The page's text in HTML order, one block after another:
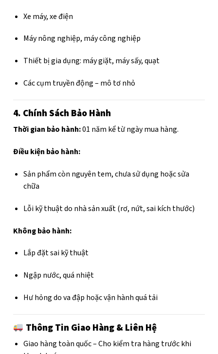
Xe máy, xe điện
Máy nông nghiệp, máy công nghiệp
Thiết bị gia dụng: máy giặt, máy sấy, quạt
Các cụm truyền động – mô tơ nhỏ
4. Chính Sách Bảo Hành
Thời gian bảo hành:01 năm kể từ ngày mua hàng.
Điều kiện bảo hành:
Sản phẩm còn nguyên tem, chưa sử dụng hoặc sửa
chữa
Lỗi kỹ thuật do nhà sản xuất (rơ, nứt, sai kích thước)
Không bảo hành:
Lắp đặt sai kỹ thuật
Ngập nước, quá nhiệt
Hư hỏng do va đập hoặc vận hành quá tải
Thông Tin Giao Hàng & Liên Hệ
Giao hàng toàn quốc – Cho kiểm tra hàng trước khi